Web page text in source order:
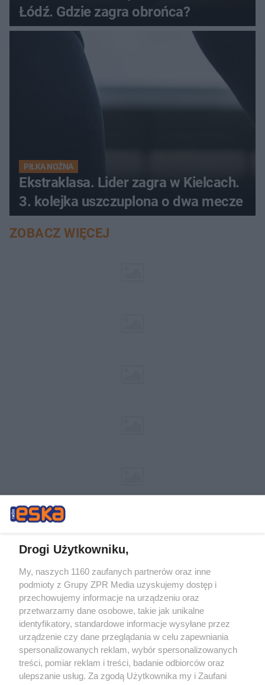
Łódź. Gdzie zagra obrońca?
PIŁKA NOŻNA
Ekstraklasa. Lider zagra w Kielcach.
3. kolejka uszczuplona o dwa mecze
ZOBACZ WIĘCEJ
Żaden utwór zamieszczony w serwisie nie może być powielany i
rozpowszechniany lub dalej rozpowszechniany w jakikolwiek sposób (w
tym także elektroniczny lub mechaniczny) na jakimkolwiek polu
eksploatacji w jakiejkolwiek formie, włącznie z umieszczaniem w
Internecie bez pisemnej zgody właściciela praw. Jakiekolwiek użycie lub
wykorzystanie utworów w całości lub w części z naruszeniem prawa,
tzn. bez właściwej zgody, jest zabronione pod groźbą kary i może być
ścigane prawnie.
Drogi Użytkowniku,
My, naszych 1160 zaufanych partnerów oraz inne
podmioty z Grupy ZPR Media uzyskujemy dostęp i
przechowujemy informacje na urządzeniu oraz
przetwarzamy dane osobowe, takie jak unikalne
identyfikatory, standardowe informacje wysyłane przez
urządzenie czy dane przeglądania w celu zapewniania
spersonalizowanych reklam, wybór spersonalizowanych
treści, pomiar reklam i treści, badanie odbiorców oraz
ulepszanie usług. Za zgodą Użytkownika my i Zaufani